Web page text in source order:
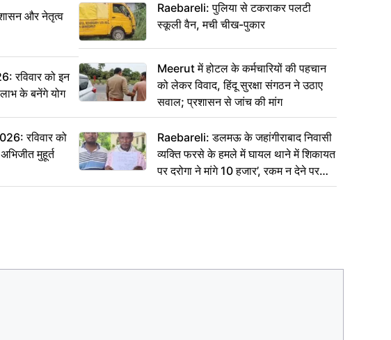
और नेतृत्व
को इन
लाभ के बनेंगे योग
रविवार को
मुहूर्त
Raebareli: पुलिया से टकराकर पलटी
स्कूली वैन, मची चीख-पुकार
Meerut में होटल के कर्मचारियों की पहचान
को लेकर विवाद, हिंदू सुरक्षा संगठन ने उठाए
सवाल; प्रशासन से जांच की मांग
Raebareli: डलमऊ के जहांगीराबाद निवासी
व्यक्ति फरसे के हमले में घायल थाने में शिकायत
पर दरोगा ने मांगे 10 हजार’, रकम न देने पर
कार्रवाई ठंडी!